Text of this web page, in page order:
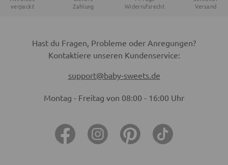
verpackt
Zahlung
Widerrufsrecht
Versand
Hast du Fragen, Probleme oder Anregungen?
Kontaktiere unseren Kundenservice:
support@baby-sweets.de
Montag - Freitag von 08:00 - 16:00 Uhr